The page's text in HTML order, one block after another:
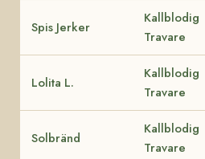
Spis Jerker
Kallblodig
Travare
Lolita L.
Kallblodig
Travare
Solbränd
Kallblodig
Travare